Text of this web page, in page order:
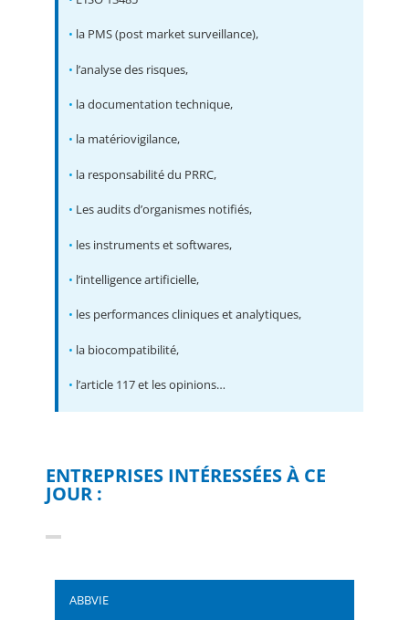
• la PMS (post market surveillance),
• l’analyse des risques,
• la documentation technique,
• la matériovigilance,
• la responsabilité du PRRC,
• Les audits d’organismes notifiés,
• les instruments et softwares,
• l’intelligence artificielle,
• les performances cliniques et analytiques,
• la biocompatibilité,
• l’article 117 et les opinions…
ENTREPRISES INTÉRESSÉES À CE
JOUR :
ABBVIE